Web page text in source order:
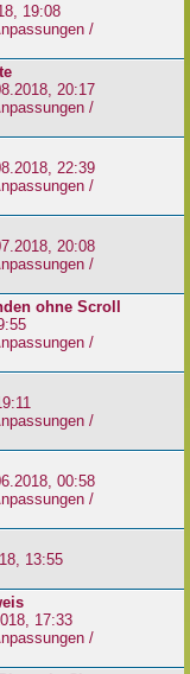
19:08
/
20:17
/
22:39
/
20:08
/
ohne Scroll
/
/
00:58
/
13:55
17:33
/